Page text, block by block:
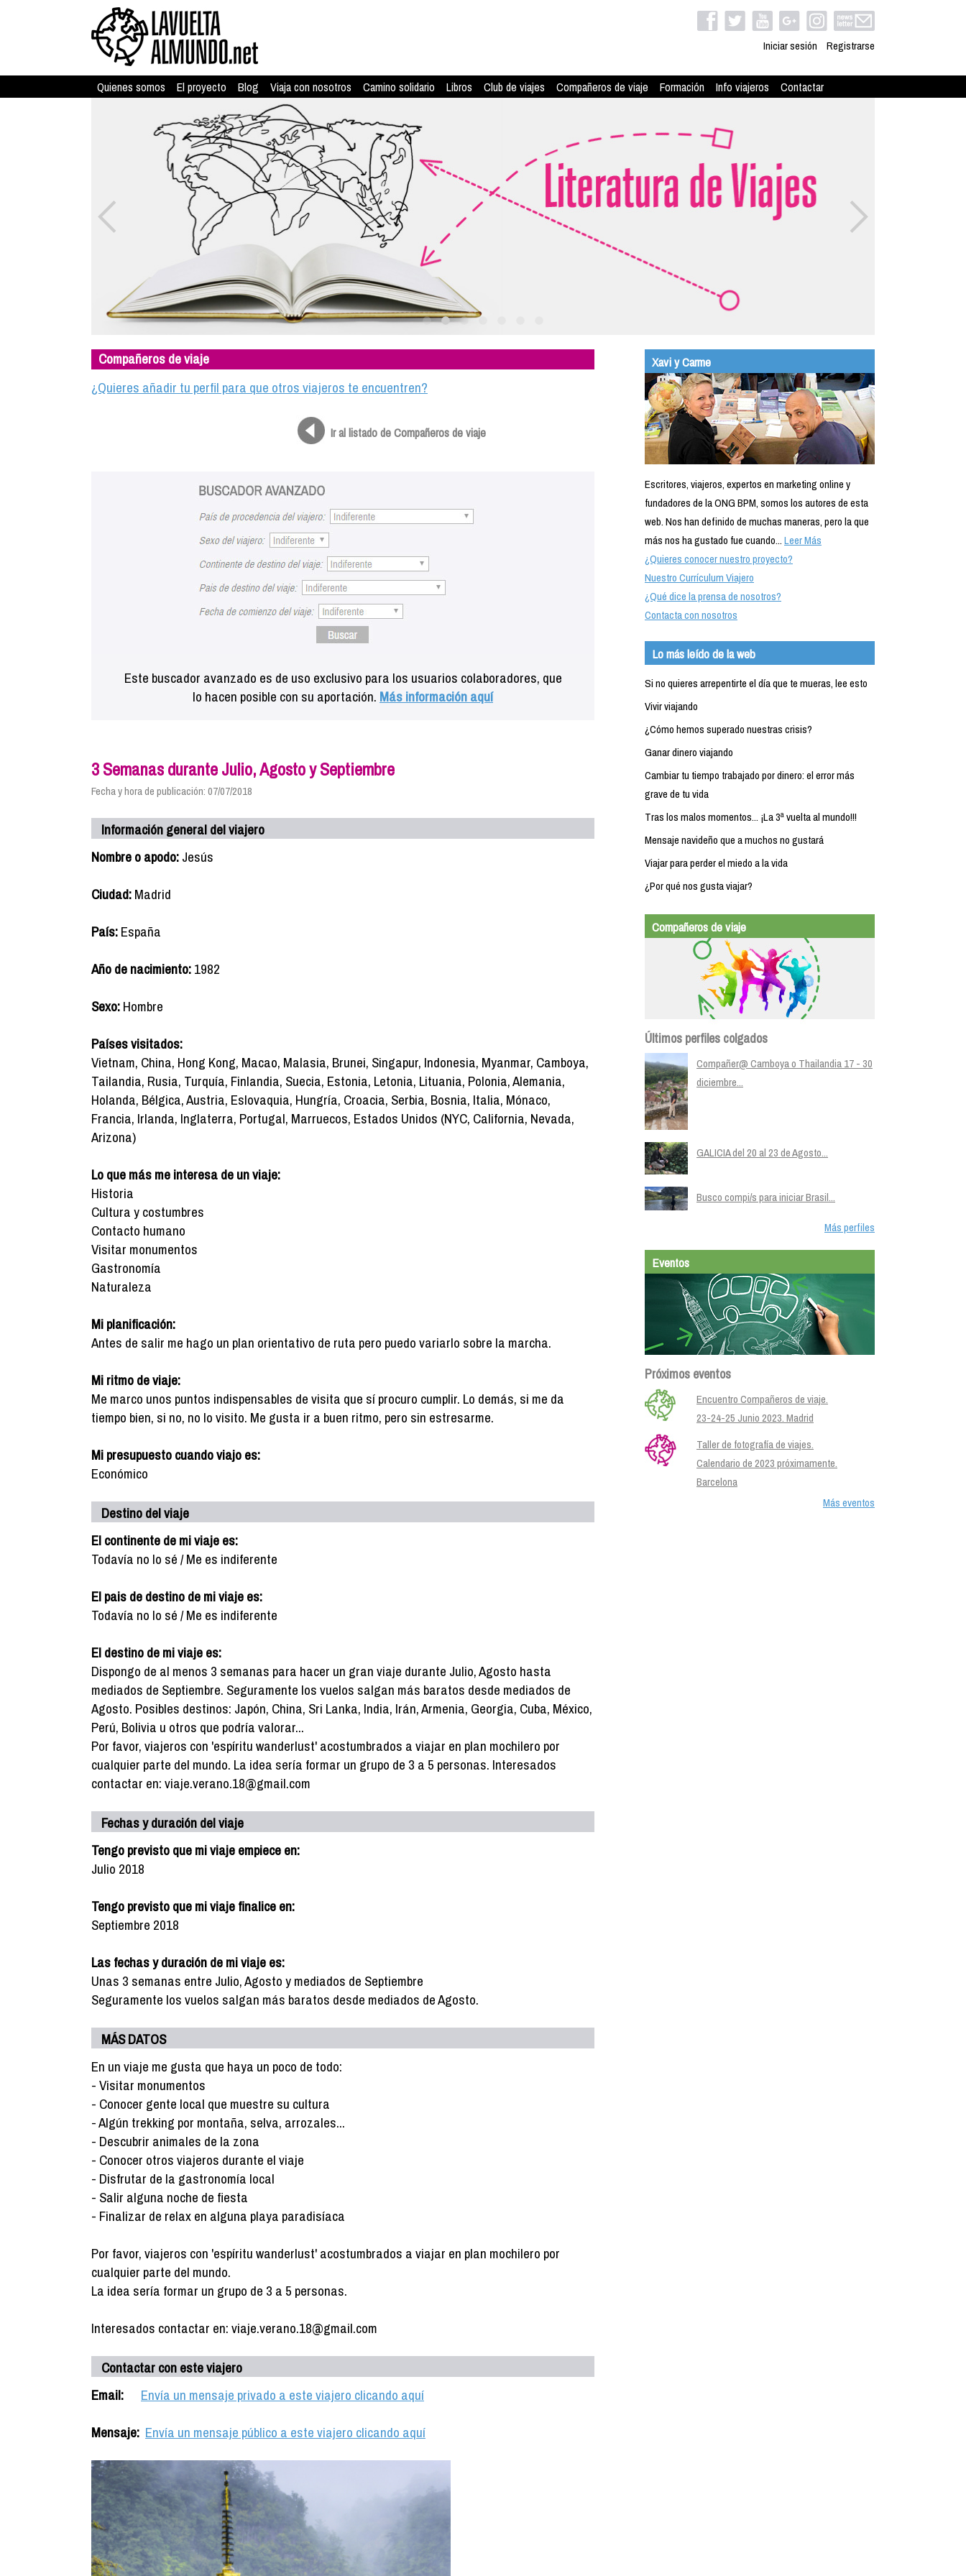
Iniciar sesión Registrarse
Quienes somos El proyecto Blog Viaja con nosotros Camino solidario Libros Club de viajes Compañeros de viaje Formación Info viajeros Contactar
Compañeros de viaje
¿Quieres añadir tu perfil para que otros viajeros te encuentren?
Ir al listado de Compañeros de viaje
Este buscador avanzado es de uso exclusivo para los usuarios colaboradores, que
lo hacen posible con su aportación. Más información aquí
3 Semanas durante Julio, Agosto y Septiembre
Fecha y hora de publicación: 07/07/2018
Información general del viajero
Nombre o apodo:Jesús
Ciudad:Madrid
País:España
Año de nacimiento:1982
Sexo:Hombre
Países visitados:
Vietnam, China, Hong Kong, Macao, Malasia, Brunei, Singapur, Indonesia, Myanmar, Camboya,
Tailandia, Rusia, Turquía, Finlandia, Suecia, Estonia, Letonia, Lituania, Polonia, Alemania,
Holanda, Bélgica, Austria, Eslovaquia, Hungría, Croacia, Serbia, Bosnia, Italia, Mónaco,
Francia, Irlanda, Inglaterra, Portugal, Marruecos, Estados Unidos (NYC, California, Nevada,
Arizona)
Lo que más me interesa de un viaje:
Historia
Cultura y costumbres
Contacto humano
Visitar monumentos
Gastronomía
Naturaleza
Mi planificación:
Antes de salir me hago un plan orientativo de ruta pero puedo variarlo sobre la marcha.
Mi ritmo de viaje:
Me marco unos puntos indispensables de visita que sí procuro cumplir. Lo demás, si me da
tiempo bien, si no, no lo visito. Me gusta ir a buen ritmo, pero sin estresarme.
Mi presupuesto cuando viajo es:
Económico
Destino del viaje
El continente de mi viaje es:
Todavía no lo sé / Me es indiferente
El pais de destino de mi viaje es:
Todavía no lo sé / Me es indiferente
El destino de mi viaje es:
Dispongo de al menos 3 semanas para hacer un gran viaje durante Julio, Agosto hasta
mediados de Septiembre. Seguramente los vuelos salgan más baratos desde mediados de
Agosto. Posibles destinos: Japón, China, Sri Lanka, India, Irán, Armenia, Georgia, Cuba, México,
Perú, Bolivia u otros que podría valorar...
Por favor, viajeros con 'espíritu wanderlust' acostumbrados a viajar en plan mochilero por
cualquier parte del mundo. La idea sería formar un grupo de 3 a 5 personas. Interesados
contactar en: viaje.verano.18@gmail.com
Fechas y duración del viaje
Tengo previsto que mi viaje empiece en:
Julio 2018
Tengo previsto que mi viaje finalice en:
Septiembre 2018
Las fechas y duración de mi viaje es:
Unas 3 semanas entre Julio, Agosto y mediados de Septiembre
Seguramente los vuelos salgan más baratos desde mediados de Agosto.
MÁS DATOS
En un viaje me gusta que haya un poco de todo:
- Visitar monumentos
- Conocer gente local que muestre su cultura
- Algún trekking por montaña, selva, arrozales...
- Descubrir animales de la zona
- Conocer otros viajeros durante el viaje
- Disfrutar de la gastronomía local
- Salir alguna noche de fiesta
- Finalizar de relax en alguna playa paradisíaca
Por favor, viajeros con 'espíritu wanderlust' acostumbrados a viajar en plan mochilero por
cualquier parte del mundo.
La idea sería formar un grupo de 3 a 5 personas.
Interesados contactar en: viaje.verano.18@gmail.com
Contactar con este viajero
Email:
Envía un mensaje privado a este viajero clicando aquí
Mensaje: Envía un mensaje público a este viajero clicando aquí
Xavi y Carme
Escritores, viajeros, expertos en marketing online y
fundadores de la ONG BPM, somos los autores de esta
web. Nos han definido de muchas maneras, pero la que
más nos ha gustado fue cuando...Leer Más
¿Quieres conocer nuestro proyecto?
Nuestro Currículum Viajero
¿Qué dice la prensa de nosotros?
Contacta con nosotros
Lo más leído de la web
Si no quieres arrepentirte el día que te mueras, lee esto
Vivir viajando
¿Cómo hemos superado nuestras crisis?
Ganar dinero viajando
Cambiar tu tiempo trabajado por dinero: el error más
grave de tu vida
Tras los malos momentos... ¡La 3ª vuelta al mundo!!!
Mensaje navideño que a muchos no gustará
Viajar para perder el miedo a la vida
¿Por qué nos gusta viajar?
Compañeros de viaje
Últimos perfiles colgados
Compañer@ Camboya o Thailandia 17 - 30
diciembre...
GALICIA del 20 al 23 de Agosto...
Busco compi/s para iniciar Brasil...
Más perfiles
Eventos
Próximos eventos
Encuentro Compañeros de viaje.
23-24-25 Junio 2023. Madrid
Taller de fotografía de viajes.
Calendario de 2023 próximamente.
Barcelona
Más eventos